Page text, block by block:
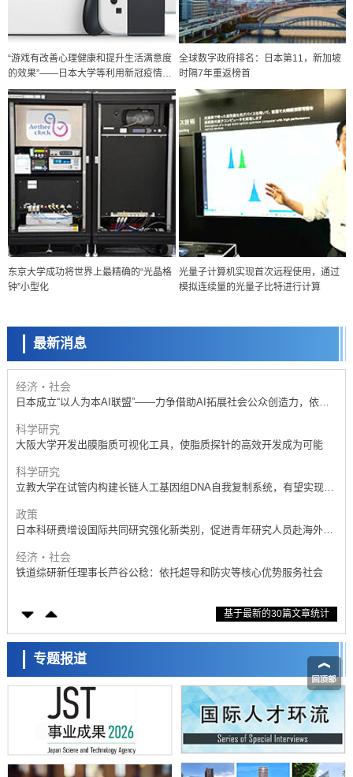
“游戏有改善心理健康和提升生活满意度
的效果”——日本大学等利用新冠疫情开
展研究
全球数字政府排名：日本第11，新加坡
时隔7年重返榜首
东京大学成功将世界上最精确的“光晶格
钟”小型化
光量子计算机实现首次远程使用，通过
模拟连续量的光量子比特进行计算
最新消息
政策
日本科研费增设国际共同研究强化新类别，促进青年研究人员赴海外开
展研究
科学研究
开发出300亿年仅误差1秒的光晶格钟，构建网络将其打造为下一代社会
基础设施
经济・社会
日本成立“以人为本AI联盟”——力争借助AI拓展社会公众创造力，依托
科学研究
大阪大学开发出膜脂质可视化工具，使脂质探针的高效开发成为可能
科学研究
立教大学在试管内构建长链人工基因组DNA自我复制系统，有望实现携
政策
日本科研费增设国际共同研究强化新类别，促进青年研究人员赴海外开
经济・社会
铁道综研新任理事长芦谷公稔：依托超导和防灾等核心优势服务社会
东京大学通过叶绿体基因组编辑技术强化碳固定酶，成功提高光合作用
科学研究
藤田医科大学等成功鉴定出非结核分枝杆菌生存的必需基因，首次揭示
该基因的必要性因菌株而异
经济・社会
【AI法下篇】如何应对AI的不可控性——中央大学平野晋教授专访
科学研究
日本学术会议：为保持土壤健康应采取哪些措施？探讨土壤保护与强化
的具体对策
科学研究
基于最新的30篇文章统计
专题报道